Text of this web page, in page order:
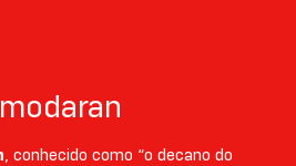
, conhecido como “o decano do